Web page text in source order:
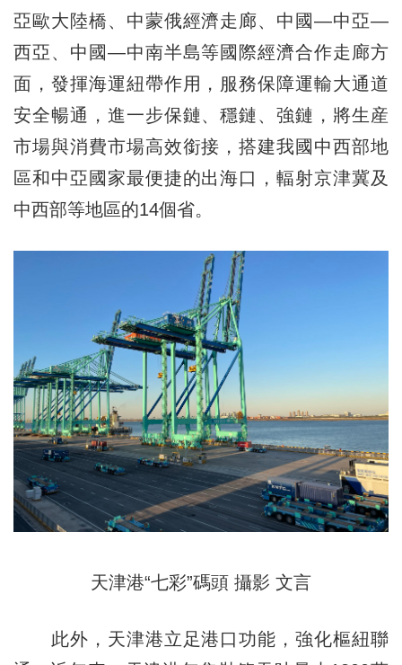
亞歐大陸橋、中蒙俄經濟走廊、中國—中亞—
西亞、中國—中南半島等國際經濟合作走廊方
面，發揮海運紐帶作用，服務保障運輸大通道
安全暢通，進一步保鏈、穩鏈、強鏈，將生産
市場與消費市場高效銜接，搭建我國中西部地
區和中亞國家最便捷的出海口，輻射京津冀及
中西部等地區的14個省。
天津港“七彩”碼頭 攝影 文言
此外，天津港立足港口功能，強化樞紐聯